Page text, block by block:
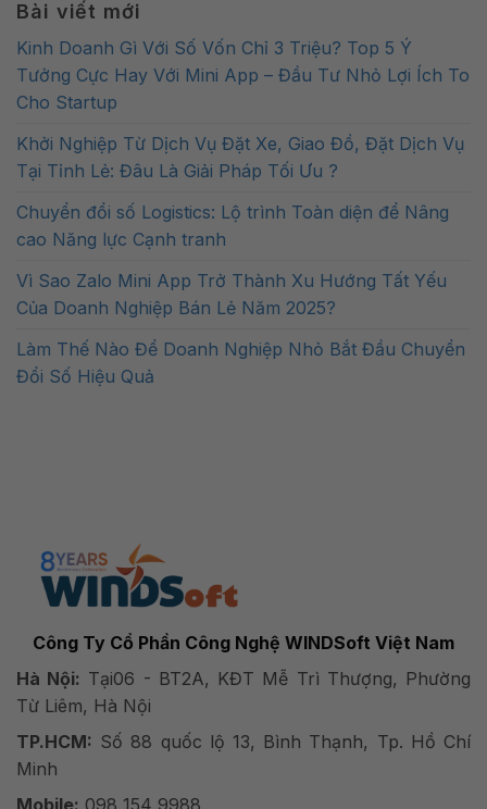
Bài viết mới
Kinh Doanh Gì Với Số Vốn Chỉ 3 Triệu? Top 5 Ý
Tưởng Cực Hay Với Mini App – Đầu Tư Nhỏ Lợi Ích To
Cho Startup
Khởi Nghiệp Từ Dịch Vụ Đặt Xe, Giao Đồ, Đặt Dịch Vụ
Tại Tỉnh Lẻ: Đâu Là Giải Pháp Tối Ưu ?
Chuyển đổi số Logistics: Lộ trình Toàn diện để Nâng
cao Năng lực Cạnh tranh
Vì Sao Zalo Mini App Trở Thành Xu Hướng Tất Yếu
Của Doanh Nghiệp Bán Lẻ Năm 2025?
Làm Thế Nào Để Doanh Nghiệp Nhỏ Bắt Đầu Chuyển
Đổi Số Hiệu Quả
Công Ty Cổ Phần Công Nghệ WINDSoft Việt Nam
Hà Nội: Tại06 - BT2A, KĐT Mễ Trì Thượng, Phường
Từ Liêm, Hà Nội
TP.HCM: Số 88 quốc lộ 13, Bình Thạnh, Tp. Hồ Chí
Minh